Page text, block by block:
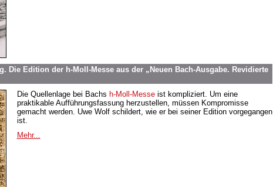
Die Edition der h-Moll-Messe aus der „Neuen Bach-Ausgabe. Revidierte
Die Quellenlage bei Bachs h-Moll-Messeist kompliziert. Um eine
praktikable Aufführungsfassung herzustellen, müssen Kompromisse
gemacht werden. Uwe Wolf schildert, wie er bei seiner Edition vorgegangen
ist.
Mehr...